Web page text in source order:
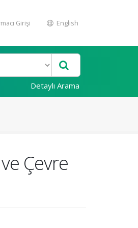
Girişi English
Detaylı Arama
Çevre